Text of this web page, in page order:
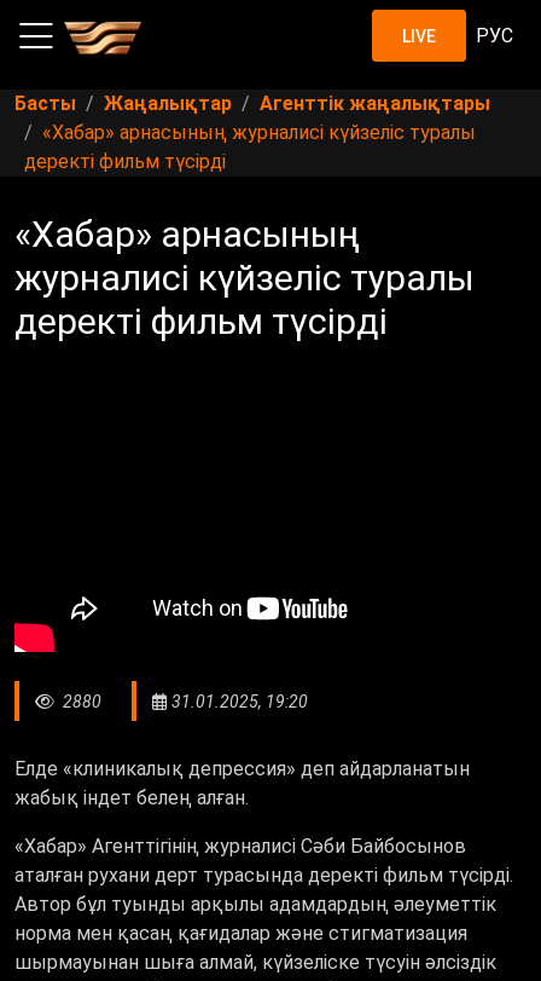
LIVE РУС
Басты Жаңалықтар
Агенттік жаңалықтары
«Хабар» арнасының журналисі күйзеліс туралы
деректі фильм түсірді
«Хабар» арнасының
журналисі күйзеліс туралы
деректі фильм түсірді
2880 31.01.2025, 19:20
Елде «клиникалық депрессия» деп айдарланатын
жабық індет белең алған.
«Хабар» Агенттігінің журналисі Сәби Байбосынов
аталған рухани дерт турасында деректі фильм түсірді.
Автор бұл туынды арқылы адамдардың әлеуметтік
норма мен қасаң қағидалар және стигматизация
шырмауынан шыға алмай, күйзеліске түсуін әлсіздік